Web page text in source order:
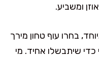
ומשביע.
בחרו עוף טחון מירך
כדי שיתבשלו אחיד. מי